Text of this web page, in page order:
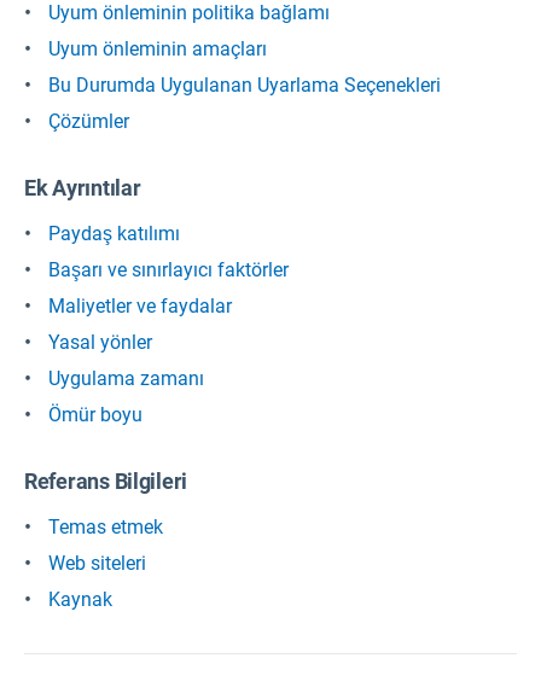
Uyum önleminin politika bağlamı
Uyum önleminin amaçları
Bu Durumda Uygulanan Uyarlama Seçenekleri
Çözümler
Ek Ayrıntılar
Paydaş katılımı
Başarı ve sınırlayıcı faktörler
Maliyetler ve faydalar
Yasal yönler
Uygulama zamanı
Ömür boyu
Referans Bilgileri
Temas etmek
Web siteleri
Kaynak